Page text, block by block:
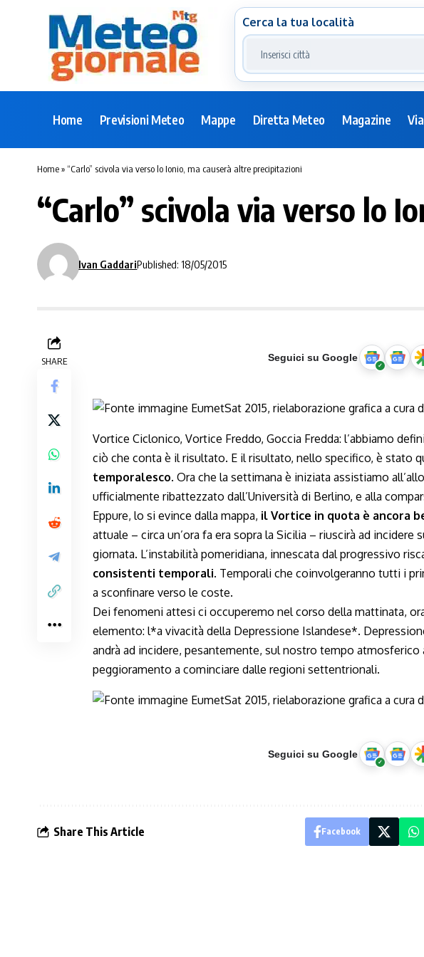
Cerca la tua località
Home Previsioni Meteo Mappe Diretta Meteo Magazine
Home» “Carlo” scivola via verso lo Ionio, ma causerà altre precipitazioni
“Carlo” scivola via verso lo
Ivan GaddariPublished: 18/05/2015
SHARE Seguici su Google
Vortice Ciclonico, Vortice Freddo, Goccia Fredda: l’abbiamo
ciò che conta è il risultato. E il risultato, nello specifico, è stato
temporalesco. Ora che la settimana è iniziata assistiamo
ufficialmente ribattezzato dall’Università di Berlino, e alla
Eppure, lo si evince dalla mappa, il Vortice in quota è ancora
attuale – circa un’ora fa era sopra la Sicilia – riuscirà ad
giornata. L’instabilità pomeridiana, innescata dal progressivo
consistenti temporali. Temporali che coinvolgeranno tutti i
a sconfinare verso le coste.
Dei fenomeni attesi ci occuperemo nel corso della mattinata,
elemento: l*a vivacità della Depressione Islandese*.
andrà ad incidere, pesantemente, sul nostro tempo atmosferico
peggioramento a cominciare dalle regioni settentrionali.
Seguici su Google
Share This Article Facebook